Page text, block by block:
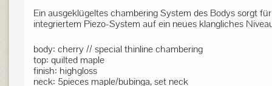
Ein ausgeklügeltes chambering System des Bodys sorgt
integriertem Piezo-System auf ein neues klangliches
body: cherry // special thinline chambering
top: quilted maple
finish: highgloss
neck: 5pieces maple/bubinga, set neck